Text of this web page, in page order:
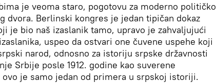
je veoma staro, pogotovu za moderno političko
dvora. Berlinski kongres je jedan tipičan dokaz
je bio naš izaslanik tamo, upravo je zahvaljujući
uspeo da ostvari one čuvene uspehe koji
narod, odnosno za istoriju srpske državnosti
Srbije posle 1912. godine kao suverene
ovo je samo jedan od primera u srpskoj istoriji.